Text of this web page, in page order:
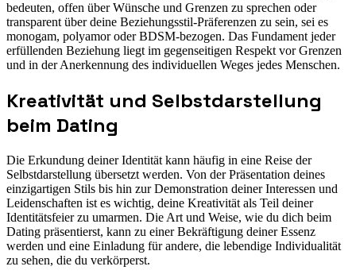
bedeuten, offen über Wünsche und Grenzen zu sprechen oder
transparent über deine Beziehungsstil-Präferenzen zu sein, sei es
monogam, polyamor oder BDSM-bezogen. Das Fundament jeder
erfüllenden Beziehung liegt im gegenseitigen Respekt vor Grenzen
und in der Anerkennung des individuellen Weges jedes Menschen.
Kreativität und Selbstdarstellung
beim Dating
Die Erkundung deiner Identität kann häufig in eine Reise der
Selbstdarstellung übersetzt werden. Von der Präsentation deines
einzigartigen Stils bis hin zur Demonstration deiner Interessen und
Leidenschaften ist es wichtig, deine Kreativität als Teil deiner
Identitätsfeier zu umarmen. Die Art und Weise, wie du dich beim
Dating präsentierst, kann zu einer Bekräftigung deiner Essenz
werden und eine Einladung für andere, die lebendige Individualität
zu sehen, die du verkörperst.